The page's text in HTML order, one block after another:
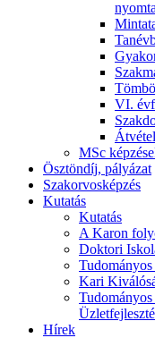
VI.
MSc
Ösztöndíj, pályázat
Szakorvosképzés
Kutatás
Kutatás
A Karon
Doktori
Kari
Hírek